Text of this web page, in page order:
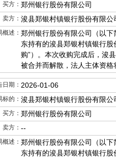
买方： 郑州银行股份有限公司
卖方： 浚县郑银村镇银行股份有限公
概述： 郑州银行股份有限公司（以下
东持有的浚县郑银村镇银行
购”）。本次收购完成后，浚
被合并而解散，法人主体资格
日期： 2026-01-06
标的： 浚县郑银村镇银行股份有限公
买方： 郑州银行股份有限公司
卖方： --
概述： 郑州银行股份有限公司（以下
东持有的浚县郑银村镇银行